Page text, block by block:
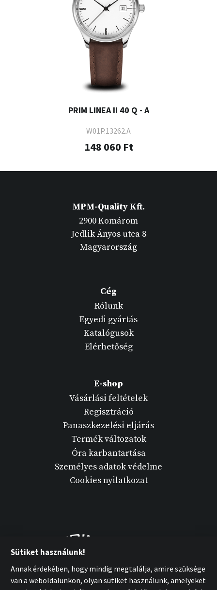
PRIM LINEA II 40 Q - A
W01P.13262.A
148 060 Ft
MPM-Quality Kft.
2900 Komárom
Jedlik Ányos utca 8
Magyarország
Cég
Rólunk
Egyedi gyártás
Katalógusok
Elérhetőség
E-shop
Vásárlási feltételek
Regisztráció
Panaszkezelési eljárás
Termék változatok
Óra karbantartása
Személyes adatok védelme
Cookies nyilatkozat
Sütiket használunk!
Annak érdekében, hogy mindig megtalálja, amire szüksége
van a weboldalunkon, olyan sütiket használunk, amelyeket